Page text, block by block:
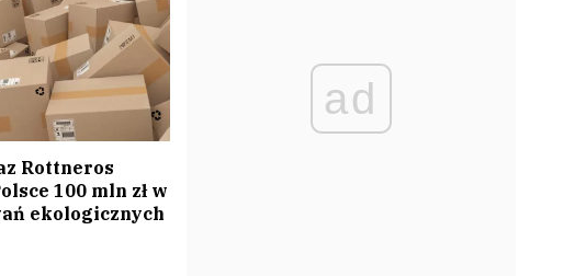
Rottneros
100 mln zł w
ekologicznych
ad